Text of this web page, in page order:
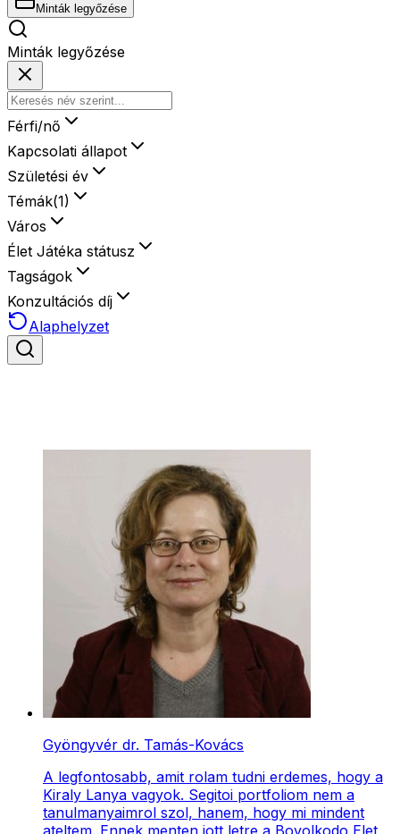
Minták legyőzése
Minták legyőzése
Férfi/nő
Kapcsolati állapot
Születési év
Témák(1)
Város
Élet Játéka státusz
Tagságok
Konzultációs díj
Alaphelyzet
Gyöngyvér dr. Tamás-Kovács
A legfontosabb, amit rolam tudni erdemes, hogy a
Kiraly Lanya vagyok. Segitoi portfoliom nem a
tanulmanyaimrol szol, hanem, hogy mi mindent